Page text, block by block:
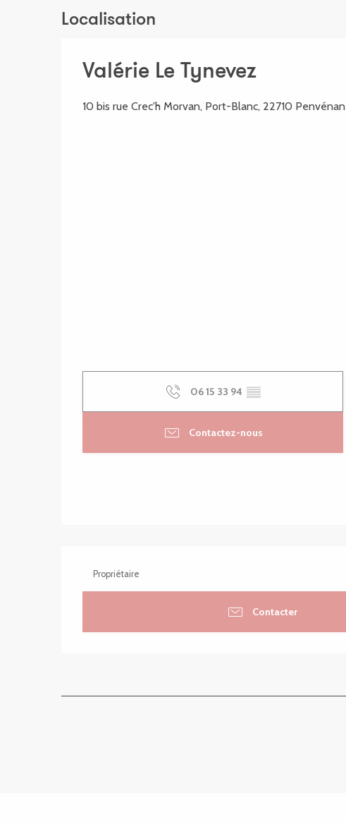
Localisation
Valérie Le Tynevez
10 bis rue Crec'h Morvan, Port-Blanc, 22710 Penvénan
06 15 33 94 ▒▒
Contactez-nous
Propriétaire
Contacter